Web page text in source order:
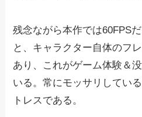
残念ながら本作では60FPS
と、キャラクター自体のフ
あり、これがゲーム体験＆
いる。常にモッサリしてい
トレスである。